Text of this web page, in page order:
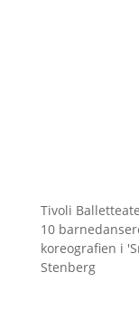
Tivoli
10
koreografien i
Stenberg